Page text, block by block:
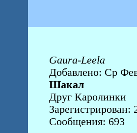
Gaura-Leela
Добавлено: Ср
Шакал
Друг Каролинки
Зарегистрирован:
Сообщения: 693